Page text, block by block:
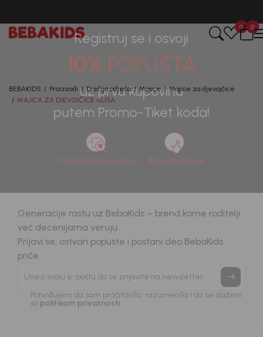
0
0
BEBAKIDS Proizvodi Dječija odjeća Majice
Majice za djevojčice
MAJICA ZA DJEVOJČICE ALISA
Registruj se i osvoji
10%POPUSTA
uz prvu kupovinu
putem Promo-Tiket koda!
Generacije rastu uz BebaKids – brend kome roditelji
već decenijama veruju.
Prijavi se, ostvari popuste i postani deo BebaKids
priče.
Unesi svoju e-poštu da se prijavite na newsletter.